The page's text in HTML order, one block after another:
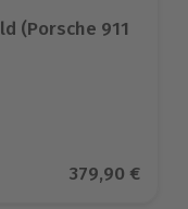
(Porsche 911
Aktueller
379,90 €